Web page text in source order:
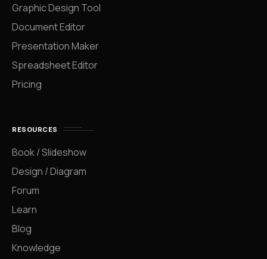
Graphic Design Tool
Document Editor
Presentation Maker
Spreadsheet Editor
Pricing
RESOURCES
Book / Slideshow
Design / Diagram
Forum
Learn
Blog
Knowledge